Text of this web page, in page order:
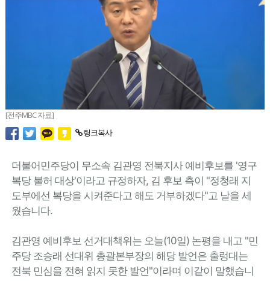
[전주MBC 자료]
링크복사
더불어민주당이 무소속 김관영 전북지사 예비후보를 '영구
복당 불허 대상'이라고 규정하자, 김 후보 측이 "정청래 지
도부에선 복당을 시켜준다고 해도 거부하겠다"고 날을 세
웠습니다.
김관영 예비후보 선거대책위는 오늘(10일) 논평을 내고 "민
주당 조승래 선대위 총괄본부장의 해당 발언은 출렁대는
전북 민심을 전혀 읽지 못한 발언"이라며 이같이 말했습니